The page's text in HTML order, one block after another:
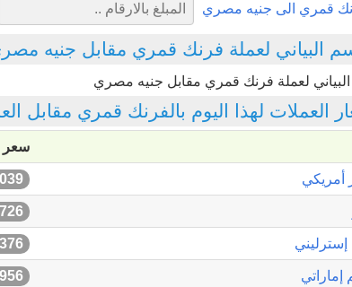
قمري الى جنيه مصري
البياني لعملة فرنك قمري مقابل جنيه مصري في
العملات لهذا اليوم بالفرنك قمري مقابل
سعر
أمريكي
إسترليني
إماراتي